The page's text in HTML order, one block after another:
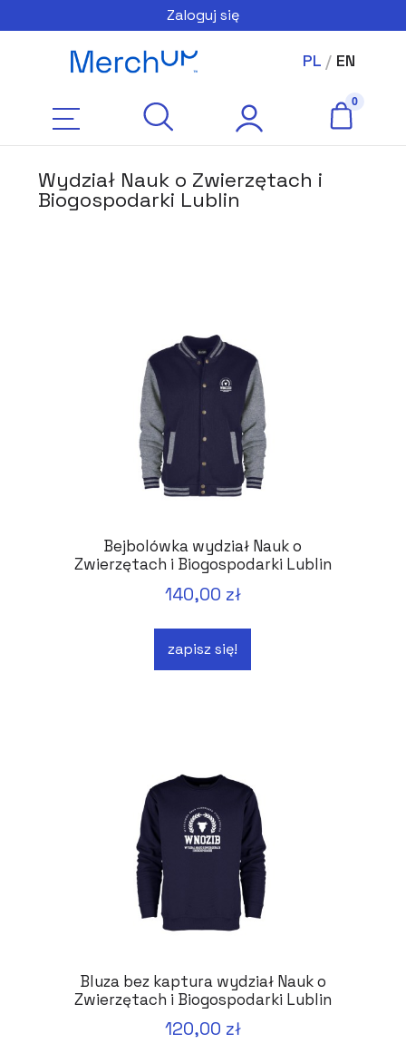
Zaloguj się
PL/ EN
Wydział Nauk o Zwierzętach i
Biogospodarki Lublin
Bejbolówka wydział Nauk o
Zwierzętach i Biogospodarki Lublin
140,00 zł
zapisz się!
Bluza bez kaptura wydział Nauk o
Zwierzętach i Biogospodarki Lublin
120,00 zł